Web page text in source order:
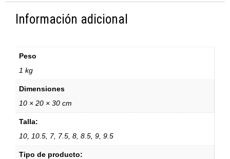
Información adicional
Peso
1 kg
Dimensiones
10 × 20 × 30 cm
Talla:
10, 10.5, 7, 7.5, 8, 8.5, 9, 9.5
Tipo de producto: